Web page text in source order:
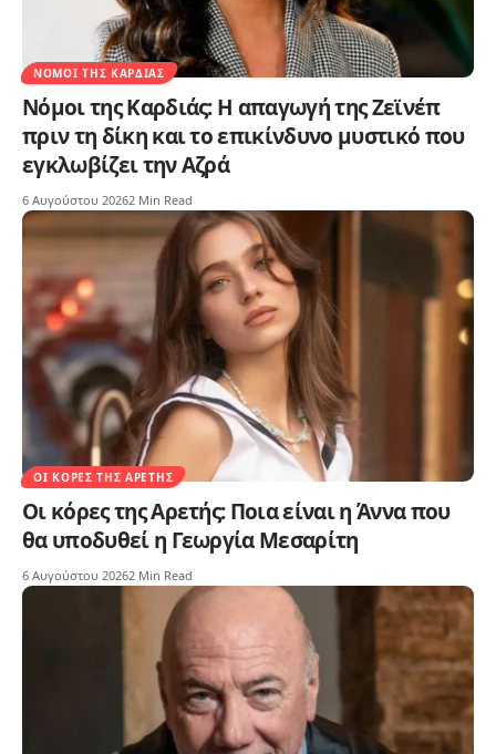
ΝΌΜΟΙ ΤΗΣ ΚΑΡΔΙΆΣ
Νόμοι της Καρδιάς: Η απαγωγή της Ζεϊνέπ
πριν τη δίκη και το επικίνδυνο μυστικό που
εγκλωβίζει την Αζρά
6 Αυγούστου 20262 Min Read
ΟΙ ΚΌΡΕΣ ΤΗΣ ΑΡΕΤΉΣ
Οι κόρες της Αρετής: Ποια είναι η Άννα που
θα υποδυθεί η Γεωργία Μεσαρίτη
6 Αυγούστου 20262 Min Read